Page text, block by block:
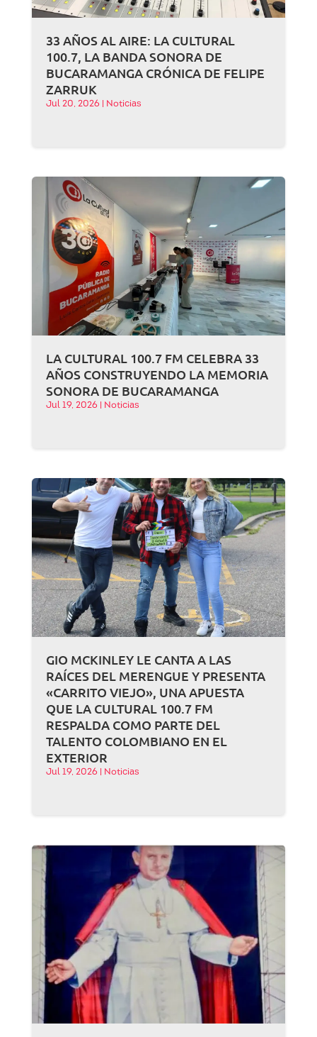
33 AÑOS AL AIRE: LA CULTURAL
100.7, LA BANDA SONORA DE
BUCARAMANGA CRÓNICA DE FELIPE
ZARRUK
Jul 20, 2026 Noticias
LA CULTURAL 100.7 FM CELEBRA 33
AÑOS CONSTRUYENDO LA MEMORIA
SONORA DE BUCARAMANGA
Jul 19, 2026 Noticias
GIO MCKINLEY LE CANTA A LAS
RAÍCES DEL MERENGUE Y PRESENTA
«CARRITO VIEJO», UNA APUESTA
QUE LA CULTURAL 100.7 FM
RESPALDA COMO PARTE DEL
TALENTO COLOMBIANO EN EL
EXTERIOR
Jul 19, 2026 Noticias